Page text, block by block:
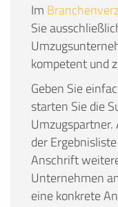
Im
Sie
kompetent und
Geben Sie
starten Sie die
der
Anschrift
Unternehmen
eine konkrete